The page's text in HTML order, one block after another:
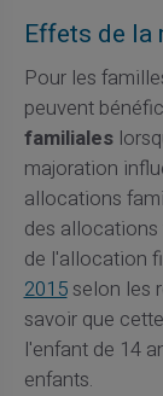
Effets de la
Pour les
peuvent
familiales
majoration
allocations
des
de l'allocation
2015selon les
savoir que
l'enfant de 14
enfants.